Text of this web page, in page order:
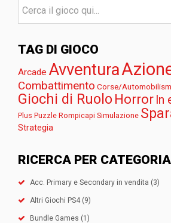
TAG DI GIOCO
Arcade Avventura
Combattimento Corse/
Giochi di RuoloHorror In
Plus Puzzle Rompicapi Simulazione
Strategia
RICERCA PER CATEGORIA
Acc. Primary e Secondary in vendita (3)
Altri Giochi PS4 (9)
Bundle Games (1)